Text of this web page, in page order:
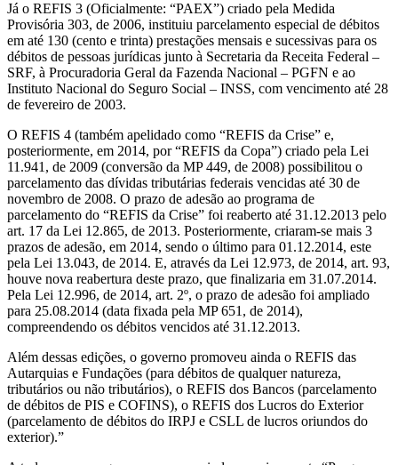
Já o REFIS 3 (Oficialmente: “PAEX”) criado pela Medida
Provisória 303, de 2006, instituiu parcelamento especial de débitos
em até 130 (cento e trinta) prestações mensais e sucessivas para os
débitos de pessoas jurídicas junto à Secretaria da Receita Federal –
SRF, à Procuradoria Geral da Fazenda Nacional – PGFN e ao
Instituto Nacional do Seguro Social – INSS, com vencimento até 28
de fevereiro de 2003.
O REFIS 4 (também apelidado como “REFIS da Crise” e,
posteriormente, em 2014, por “REFIS da Copa”) criado pela Lei
11.941, de 2009 (conversão da MP 449, de 2008) possibilitou o
parcelamento das dívidas tributárias federais vencidas até 30 de
novembro de 2008. O prazo de adesão ao programa de
parcelamento do “REFIS da Crise” foi reaberto até 31.12.2013 pelo
art. 17 da Lei 12.865, de 2013. Posteriormente, criaram-se mais 3
prazos de adesão, em 2014, sendo o último para 01.12.2014, este
pela Lei 13.043, de 2014. E, através da Lei 12.973, de 2014, art. 93,
houve nova reabertura deste prazo, que finalizaria em 31.07.2014.
Pela Lei 12.996, de 2014, art. 2º, o prazo de adesão foi ampliado
para 25.08.2014 (data fixada pela MP 651, de 2014),
compreendendo os débitos vencidos até 31.12.2013.
Além dessas edições, o governo promoveu ainda o REFIS das
Autarquias e Fundações (para débitos de qualquer natureza,
tributários ou não tributários), o REFIS dos Bancos (parcelamento
de débitos de PIS e COFINS), o REFIS dos Lucros do Exterior
(parcelamento de débitos do IRPJ e CSLL de lucros oriundos do
exterior).”